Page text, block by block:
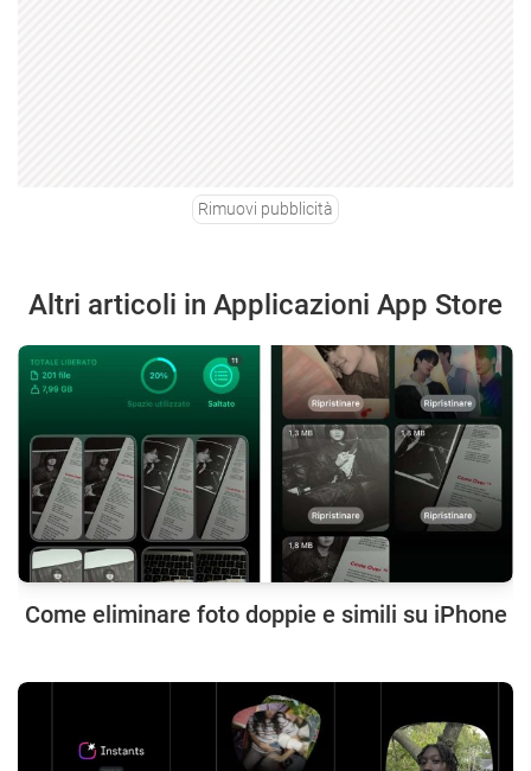
Rimuovi pubblicità
Altri articoli in Applicazioni App Store
Come eliminare foto doppie e simili su iPhone